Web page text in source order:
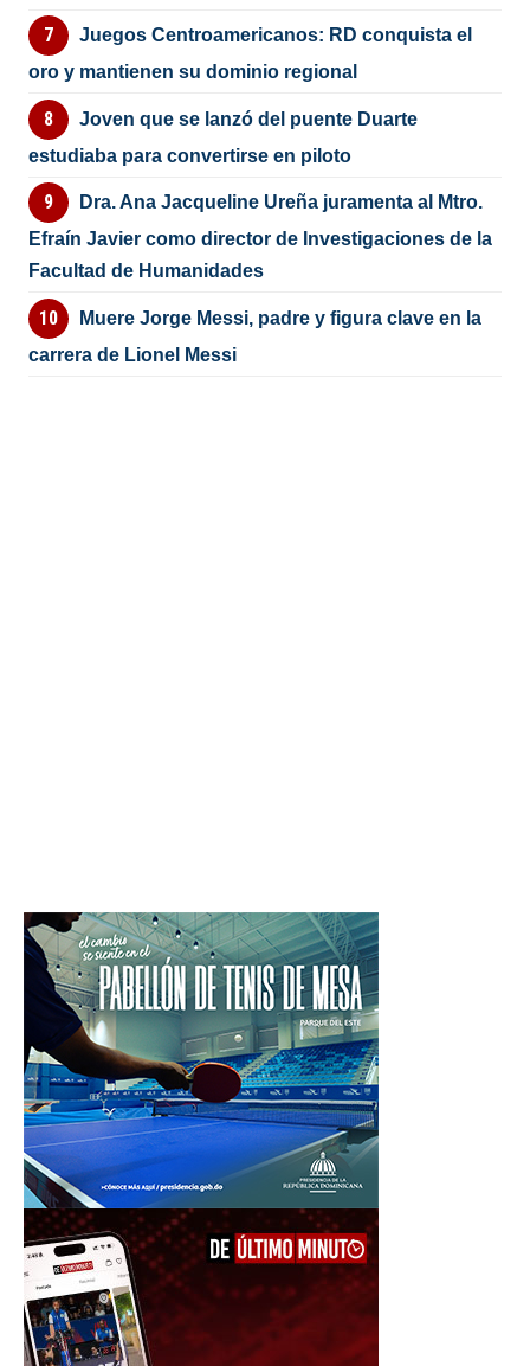
Juegos Centroamericanos: RD conquista el
oro y mantienen su dominio regional
Joven que se lanzó del puente Duarte
estudiaba para convertirse en piloto
Dra. Ana Jacqueline Ureña juramenta al Mtro.
Efraín Javier como director de Investigaciones de la
Facultad de Humanidades
Muere Jorge Messi, padre y figura clave en la
carrera de Lionel Messi